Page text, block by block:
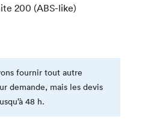
200 (ABS-like)
fournir tout autre
demande, mais les devis
48 h.